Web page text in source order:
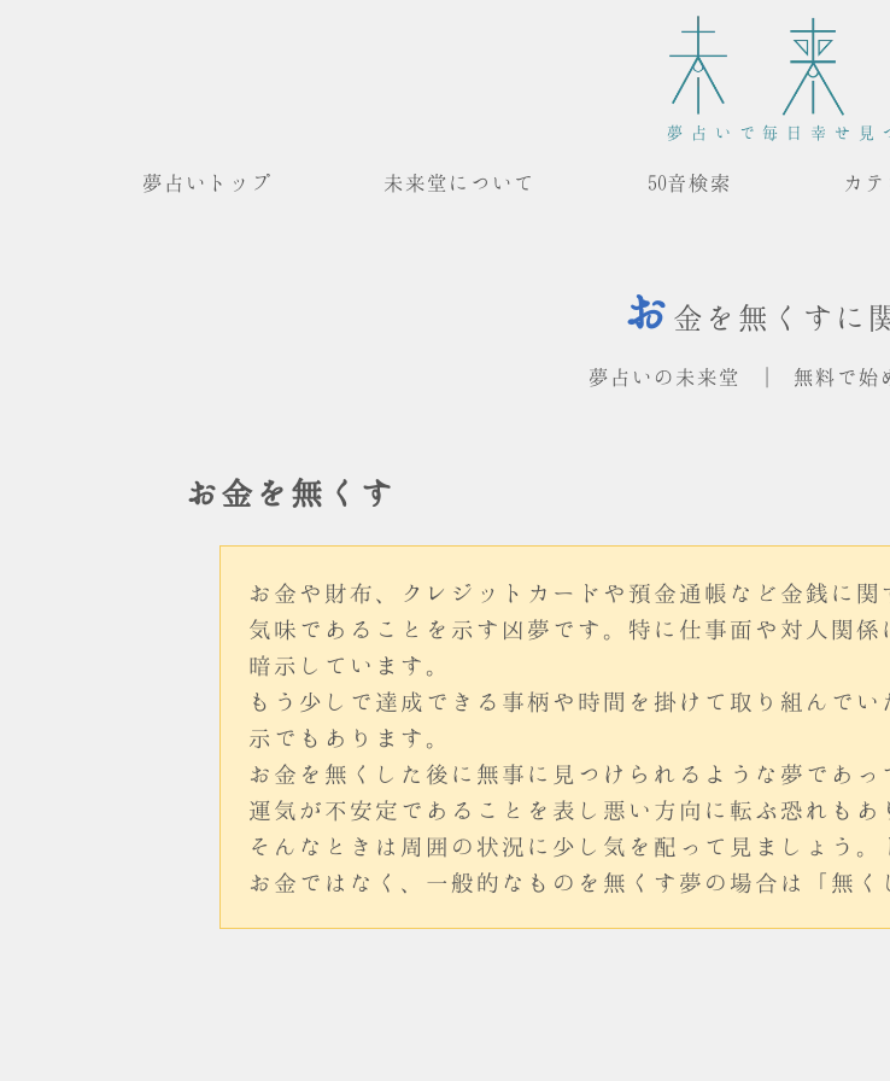
夢占いで毎日幸せ見
夢占いトップ 未来堂について 50音検索 カ
お 金を無くすに
夢占いの未来堂 | 無料で始
お金を無くす
お金や財布、クレジットカードや預金通帳など金銭に
気味であることを示す凶夢です。特に仕事面や対人関
暗示しています。
もう少しで達成できる事柄や時間を掛けて取り組んで
示でもあります。
お金を無くした後に無事に見つけられるような夢であっ
運気が不安定であることを表し悪い方向に転ぶ恐れもあ
そんなときは周囲の状況に少し気を配って見ましょう
お金ではなく、一般的なものを無くす夢の場合は「無く